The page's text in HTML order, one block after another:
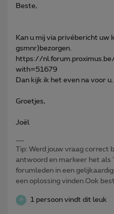
Beste,
Kan u mij via privébericht
gsmnr)bezorgen.
https://
with=51679
Dan kijk ik het even na voor u.
Groetjes,
Joël
Tip: Werd jouw vraag correct
antwoord en markeer het als
forumleden in een
een oplossing vinden.Ook
W 1 persoon vindt dit leuk